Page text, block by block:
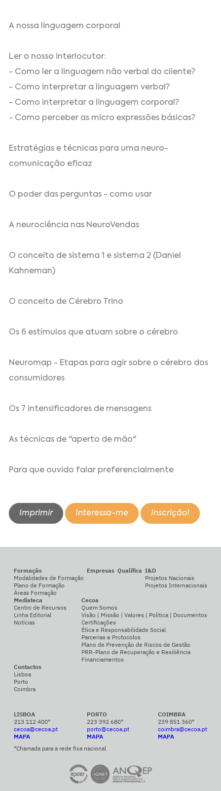
A nossa linguagem corporal
Ler o nosso interlocutor:
- Como ler a linguagem não verbal do cliente?
- Como interpretar a linguagem verbal?
- Como interpretar a linguagem corporal?
- Como perceber as micro expressões básicas?
Estratégias e técnicas para uma neuro-
comunicação eficaz
O poder das perguntas - como usar
A neurociência nas NeuroVendas
O conceito de sistema 1 e sistema 2 (Daniel
Kahneman)
O conceito de Cérebro Trino
Os 6 estímulos que atuam sobre o cérebro
Neuromap - Etapas para agir sobre o cérebro dos
consumidores
Os 7 intensificadores de mensagens
As técnicas de "aperto de mão"
Para que ouvido falar preferencialmente
Imprimir Interessa-me Inscrição!
Formação
Modalidades de Formação
Plano de Formação
Áreas Formação
Empresas Qualifica I&D
Projetos Nacionais
Projetos Internacionais
Mediateca
Centro de Recursos
Linha Editorial
Notícias
Cecoa
Quem Somos
Visão | Missão | Valores | Política | Documentos
Certificações
Ética e Responsabilidade Social
Parcerias e Protocolos
Plano de Prevenção de Riscos de Gestão
PRR-Plano de Recuperação e Resiliência
Financiamentos
Contactos
Lisboa
Porto
Coimbra
LISBOA
213 112 400*
cecoa@cecoa.pt
MAPA
PORTO
223 392 680*
porto@cecoa.pt
MAPA
COIMBRA
239 851 360*
coimbra@cecoa.pt
MAPA
*Chamada para a rede fixa nacional